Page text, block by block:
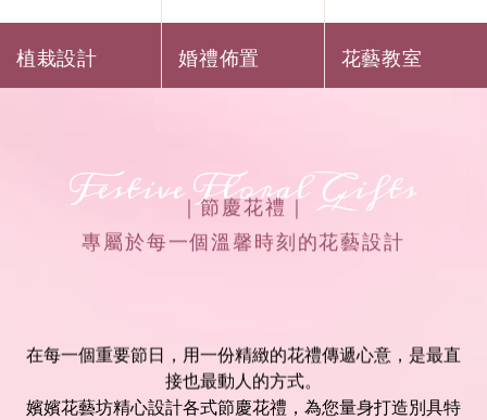
植栽設計 婚禮佈置 花藝教室
Festive Floral Gifts
｜節慶花禮｜
專屬於每一個溫馨時刻的花藝設計
在每一個重要節日，用一份精緻的花禮傳遞心意，是最直
接也最動人的方式。
嬪嬪花藝坊精心設計各式節慶花禮，為您量身打造別具特